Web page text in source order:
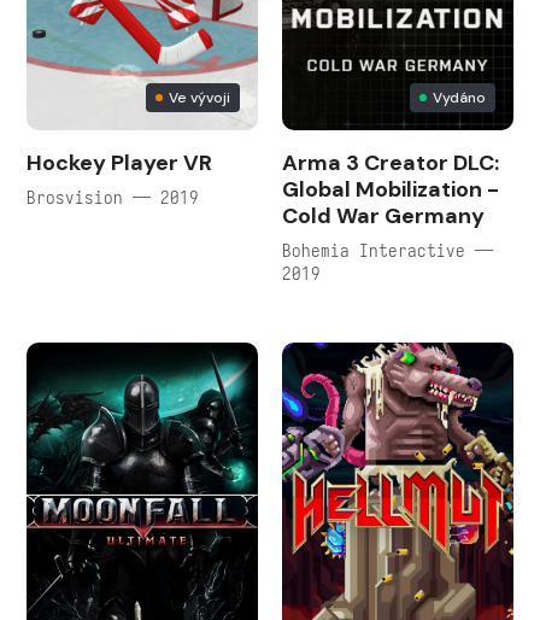
Ve vývoji
Hockey Player VR
Brosvision — 2019
Vydáno
Arma 3 Creator DLC:
Global Mobilization -
Cold War Germany
Bohemia Interactive —
2019